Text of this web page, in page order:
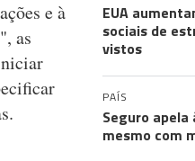
e à
as
EUA
sociais de
vistos
PAÍS
Seguro
mesmo com